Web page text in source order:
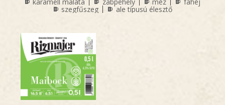
szegfűszeg ale típusú élesztő